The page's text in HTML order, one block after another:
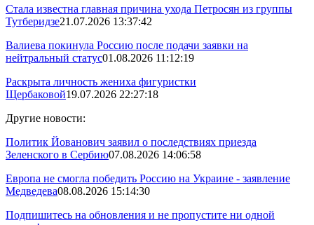
Стала известна главная причина ухода Петросян из группы
Тутберидзе21.07.2026 13:37:42
Валиева покинула Россию после подачи заявки на
нейтральный статус01.08.2026 11:12:19
Раскрыта личность жениха фигуристки
Щербаковой19.07.2026 22:27:18
Другие новости:
Политик Йованович заявил о последствиях приезда
Зеленского в Сербию07.08.2026 14:06:58
Европа не смогла победить Россию на Украине - заявление
Медведева08.08.2026 15:14:30
Подпишитесь на обновления и не пропустите ни одной